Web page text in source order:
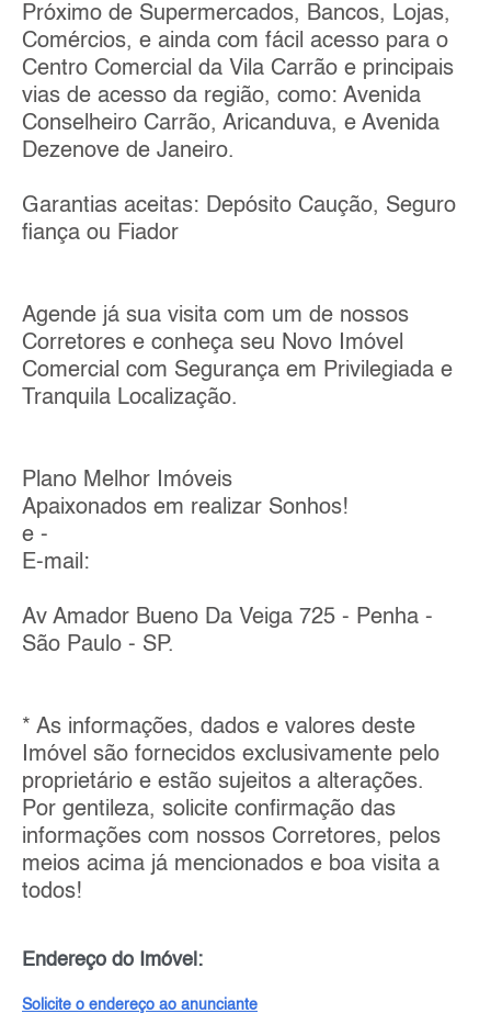
Próximo de Supermercados, Bancos, Lojas,
Comércios, e ainda com fácil acesso para o
Centro Comercial da Vila Carrão e principais
vias de acesso da região, como: Avenida
Conselheiro Carrão, Aricanduva, e Avenida
Dezenove de Janeiro.
Garantias aceitas: Depósito Caução, Seguro
fiança ou Fiador
Agende já sua visita com um de nossos
Corretores e conheça seu Novo Imóvel
Comercial com Segurança em Privilegiada e
Tranquila Localização.
Plano Melhor Imóveis
Apaixonados em realizar Sonhos!
e -
E-mail:
Av Amador Bueno Da Veiga 725 - Penha -
São Paulo - SP.
* As informações, dados e valores deste
Imóvel são fornecidos exclusivamente pelo
proprietário e estão sujeitos a alterações.
Por gentileza, solicite confirmação das
informações com nossos Corretores, pelos
meios acima já mencionados e boa visita a
todos!
Endereço do Imóvel:
Solicite o endereço ao anunciante